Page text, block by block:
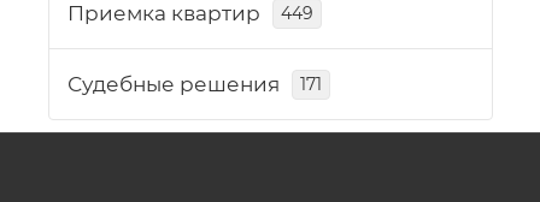
Приемка квартир 449
Судебные решения 171